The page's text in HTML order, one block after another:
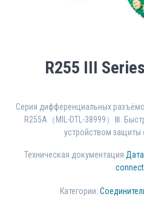
R255 III
Серия дифференциальных
R255A（MIL-DTL-38999）Ⅲ.
устройством защиты
Техническая документация
Категории: